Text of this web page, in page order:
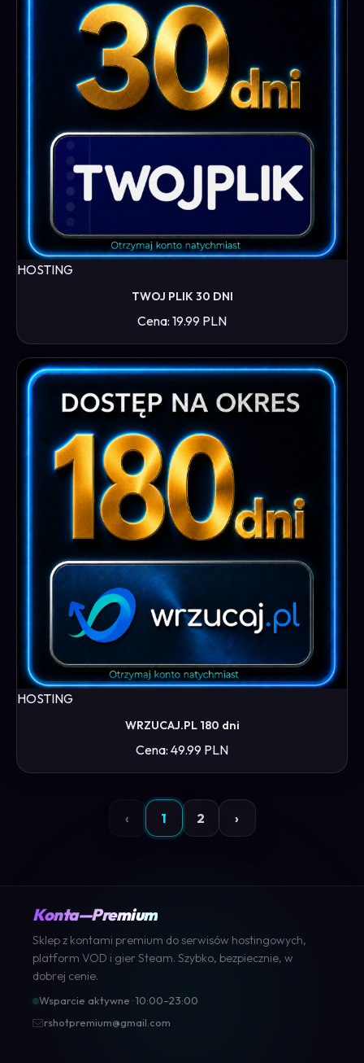
HOSTING
TWOJ PLIK 30 DNI
Cena: 19.99 PLN
HOSTING
WRZUCAJ.PL 180 dni
Cena: 49.99 PLN
‹ 1 2 ›
Konta—Premium
Sklep z kontami premium do serwisów hostingowych,
platform VOD i gier Steam. Szybko, bezpiecznie, w
dobrej cenie.
Wsparcie aktywne · 10:00–23:00
rshotpremium@gmail.com